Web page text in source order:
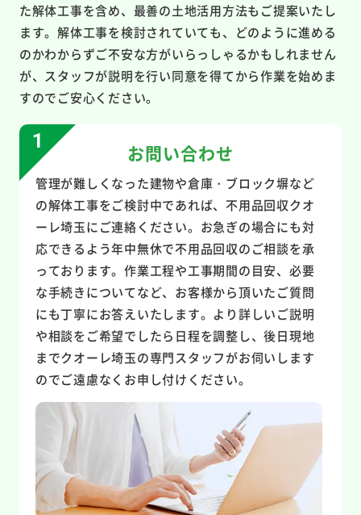
た解体工事を含め、最善の土地活用方法もご提案いたし
ます。解体工事を検討されていても、どのように進める
のかわからずご不安な方がいらっしゃるかもしれません
が、スタッフが説明を行い同意を得てから作業を始めま
すのでご安心ください。
お問い合わせ
管理が難しくなった建物や倉庫・ブロック塀など
の解体工事をご検討中であれば、不用品回収クオ
ーレ埼玉にご連絡ください。お急ぎの場合にも対
応できるよう年中無休で不用品回収のご相談を承
っております。作業工程や工事期間の目安、必要
な手続きについてなど、お客様から頂いたご質問
にも丁寧にお答えいたします。より詳しいご説明
や相談をご希望でしたら日程を調整し、後日現地
までクオーレ埼玉の専門スタッフがお伺いします
のでご遠慮なくお申し付けください。